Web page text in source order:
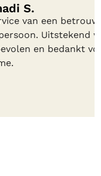
en
werk.
voor het